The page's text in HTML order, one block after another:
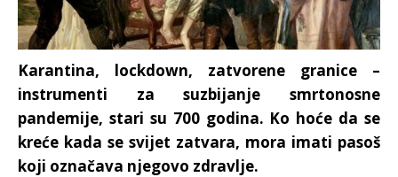
Karantina, lockdown, zatvorene granice –
instrumenti za suzbijanje smrtonosne
pandemije, stari su 700 godina. Ko hoće da se
kreće kada se svijet zatvara, mora imati pasoš
koji označava njegovo zdravlje.